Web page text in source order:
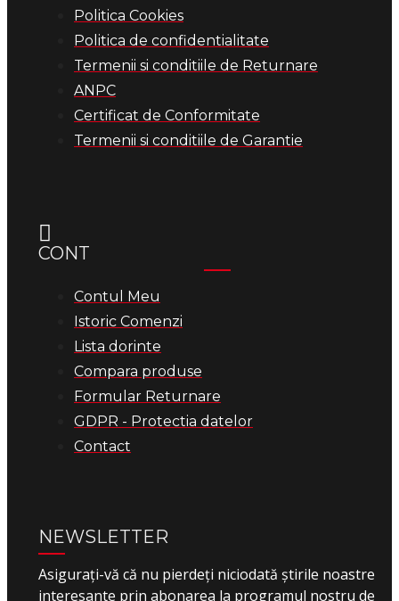
Politica Cookies
Politica de confidentialitate
Termenii si conditiile de Returnare
ANPC
Certificat de Conformitate
Termenii si conditiile de Garantie
CONT
Contul Meu
Istoric Comenzi
Lista dorinte
Compara produse
Formular Returnare
GDPR - Protectia datelor
Contact
NEWSLETTER
Asigurați-vă că nu pierdeți niciodată știrile noastre
interesante prin abonarea la programul nostru de